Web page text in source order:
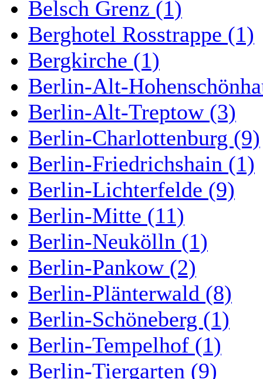
Belsch Grenz (1)
Berghotel Rosstrappe (1)
Bergkirche (1)
Berlin-Alt-
Berlin-Alt-Treptow (3)
Berlin-Charlottenburg (9)
Berlin-Friedrichshain (1)
Berlin-Lichterfelde (9)
Berlin-Mitte (11)
Berlin-Neukölln (1)
Berlin-Pankow (2)
Berlin-Plänterwald (8)
Berlin-Schöneberg (1)
Berlin-Tempelhof (1)
Berlin-Tiergarten (9)